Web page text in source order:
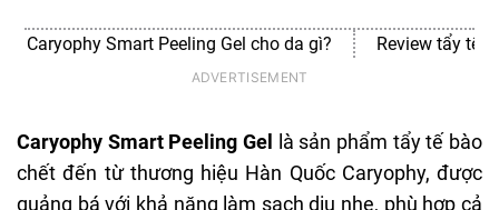
Caryophy Smart Peeling Gel
là sản phẩm tẩy tế bào
chết đến từ thương hiệu Hàn Quốc Caryophy, được
quảng bá với khả năng làm sạch dịu nhẹ, phù hợp cả
Caryophy Smart Peeling Gel cho da gì? Review tẩy tế